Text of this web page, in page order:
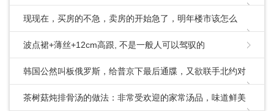
故!
现现在，买房的不急，卖房的开始急了，明年楼市该怎么
走？_房地产市场_住房供给_政策
波点裙+薄丝+12cm高跟, 不是一般人可以驾驭的
韩国公然叫板俄罗斯，给普京下最后通牒，又欲联手北约对
华出招
茶树菇炖排骨汤的做法：非常受欢迎的家常汤品，味道鲜美